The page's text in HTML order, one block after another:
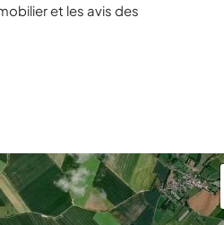
et les avis des